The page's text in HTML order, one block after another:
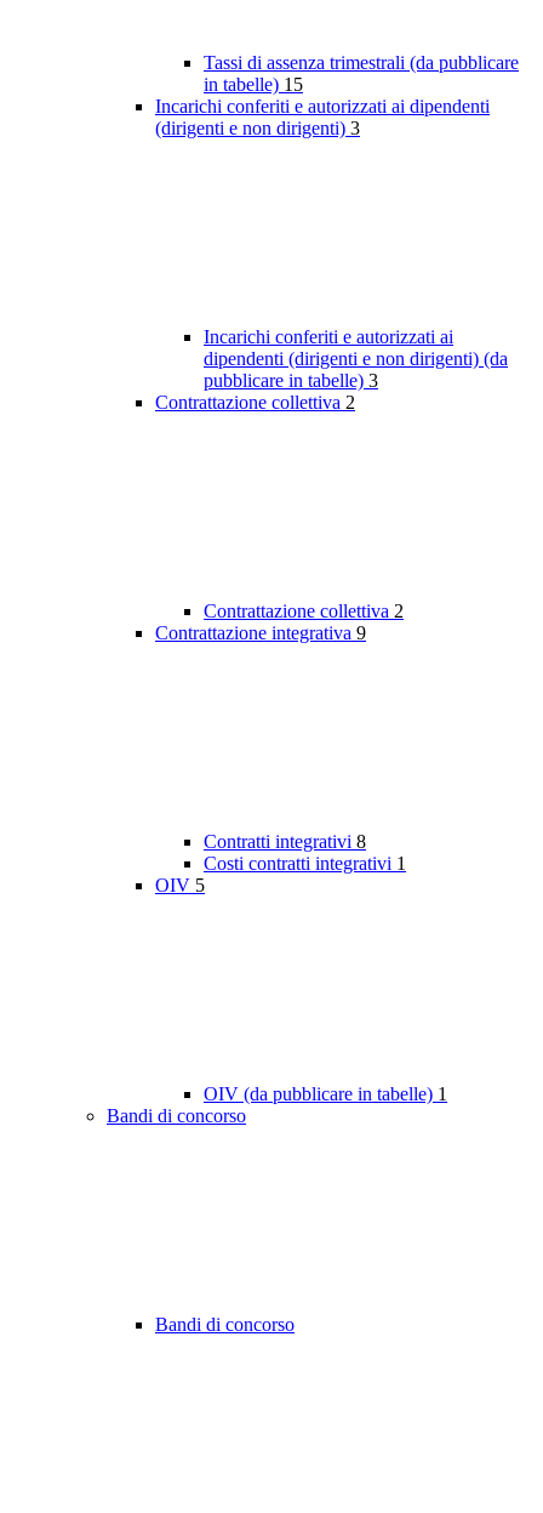
Tassi di assenza trimestrali (da pubblicare
in tabelle) 15
Incarichi conferiti e autorizzati ai dipendenti
(dirigenti e non dirigenti) 3
Incarichi conferiti e autorizzati ai
dipendenti (dirigenti e non dirigenti) (da
pubblicare in tabelle) 3
Contrattazione collettiva 2
Contrattazione collettiva 2
Contrattazione integrativa 9
Contratti integrativi 8
Costi contratti integrativi 1
OIV 5
OIV (da pubblicare in tabelle) 1
Bandi di concorso
Bandi di concorso